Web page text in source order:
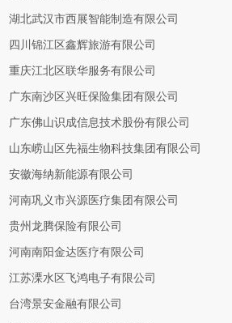
湖北武汉市西展智能制造有限公司
四川锦江区鑫辉旅游有限公司
重庆江北区联华服务有限公司
广东南沙区兴旺保险集团有限公司
广东佛山识成信息技术股份有限公司
山东崂山区先福生物科技集团有限公司
安徽海纳新能源有限公司
河南巩义市兴源医疗集团有限公司
贵州龙腾保险有限公司
河南南阳金达医疗有限公司
江苏溧水区飞鸿电子有限公司
台湾景安金融有限公司